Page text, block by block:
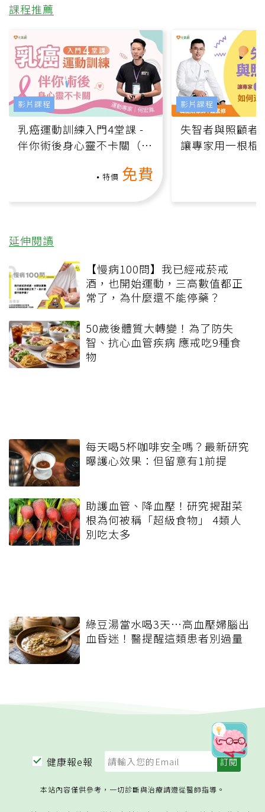
課程推薦
乳癌運動訓練入門4堂課 -
伴你術後身心靈不卡關（線
特價 免費
影片課程
失智者與照顧者
讓專家用一根棍
影片課程
延伸閱讀
【慢病100問】我已經戒菸戒
酒，也開始運動，三高數值都正
常了，為什麼還不能停藥？
50歲後體質大轉變！為了防失
智、抗心血管疾病 應戒吃9種食
物
每天喝5杯咖啡安全嗎？最新研究
曝護心效果：但留意有1前提
助護血管、降血壓！研究揭甜菜
根為何被稱「超級食物」 4類人
別吃太多
綠豆湯當水喝3天…高血壓婦腦出
血昏迷！醫提醒這類患者別過量
健康報e報
本站內容僅供參考，一切診斷與治療請遵從醫師指導。